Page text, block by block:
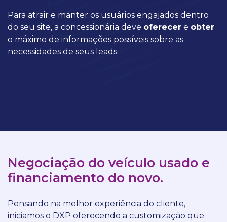
Para atrair e manter os usuários engajados dentro
do seu site, a concessionária deve oferecer e obter
o máximo de informações possíveis sobre as
necessidades de seus leads.
Negociação do veículo usado e
financiamento do novo.
Pensando na melhor experiência do cliente,
iniciamos o DXP oferecendo a customização que